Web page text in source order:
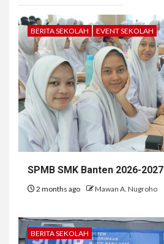
BERITA SEKOLAH EVENT SEKOLAH
SPMB SMK Banten 2026-2027
2 months ago Mawan A. Nugroho
BERITA SEKOLAH